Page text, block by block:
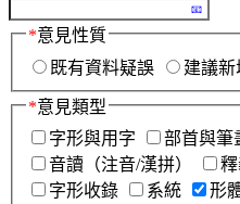
*意見性質
既有資料疑誤
建議新
*意見類型
字形與用字
部首與筆
音讀（注音/漢拼）
字形收錄
系統 形